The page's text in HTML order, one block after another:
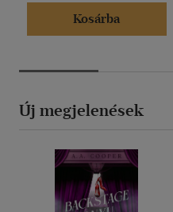
Kosárba
Új megjelenések